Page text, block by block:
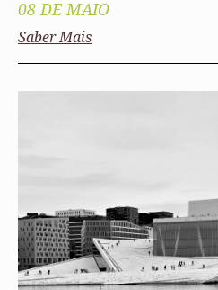
08 DE MAIO
Saber Mais